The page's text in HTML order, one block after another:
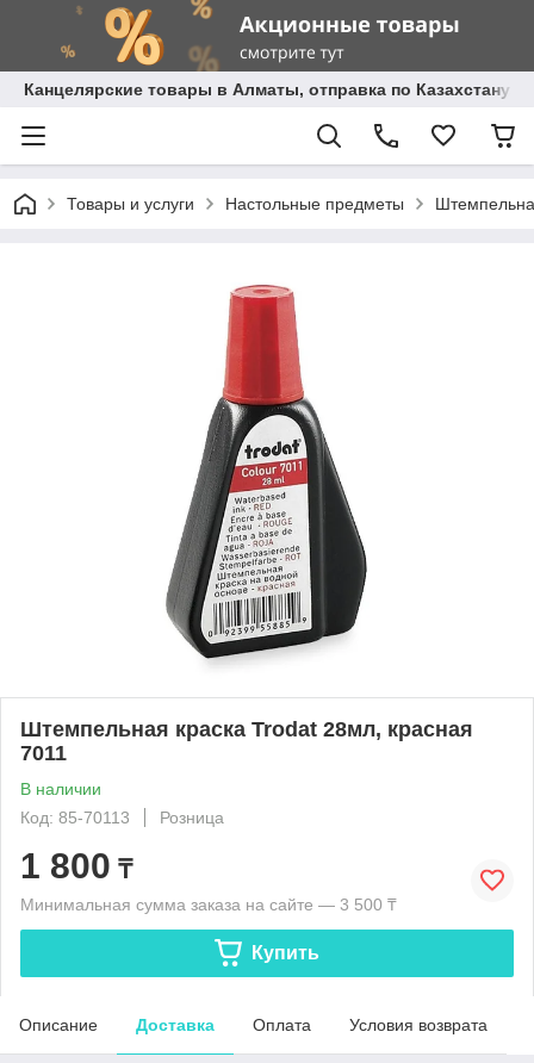
Канцелярские товары в Алматы, отправка по Казахстану.
Товары и услуги Настольные предметы
Штемпельная краска Trodat 28мл, красная
7011
В наличии
Код: 85-70113
Розница
1 800 ₸
Минимальная сумма заказа на сайте — 3 500 ₸
Купить
Описание Доставка Оплата Условия возврата